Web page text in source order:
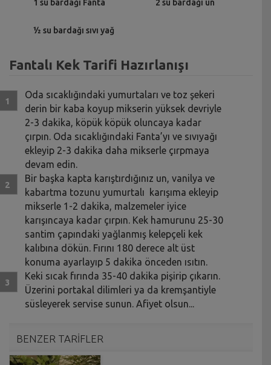
1 su bardağı Fanta
½ su bardağı sıvı yağ
2 su bardağı un
Fantalı Kek Tarifi Hazırlanışı
Oda sıcaklığındaki yumurtaları ve toz şekeri
derin bir kaba koyup mikserin yüksek devriyle
2-3 dakika, köpük köpük oluncaya kadar
çırpın. Oda sıcaklığındaki Fanta’yı ve sıvıyağı
ekleyip 2-3 dakika daha mikserle çırpmaya
devam edin.
Bir başka kapta karıştırdığınız un, vanilya ve
kabartma tozunu yumurtalı karışıma ekleyip
mikserle 1-2 dakika, malzemeler iyice
karışıncaya kadar çırpın. Kek hamurunu 25-30
santim çapındaki yağlanmış kelepçeli kek
kalıbına dökün. Fırını 180 derece alt üst
konuma ayarlayıp 5 dakika önceden ısıtın.
Keki sıcak fırında 35-40 dakika pişirip çıkarın.
Üzerini portakal dilimleri ya da kremşantiyle
süsleyerek servise sunun. Afiyet olsun...
BENZER TARİFLER